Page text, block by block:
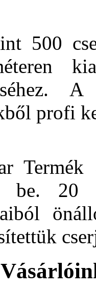
500
profi
Termék
be. 20